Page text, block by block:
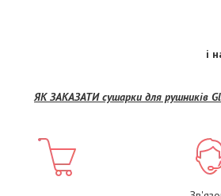
і
ЯК ЗАКАЗАТИ сушарки для рушників